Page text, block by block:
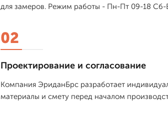
для замеров. Режим работы - Пн-Пт 09-18 Сб-
02
Проектирование и согласование
Компания ЭриданБрс разработает
материалы и смету перед началом